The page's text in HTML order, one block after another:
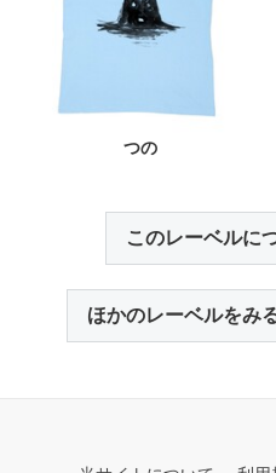
つの
このレーベルに
ほかのレーベルをみ